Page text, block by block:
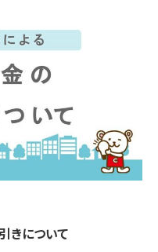
きについて